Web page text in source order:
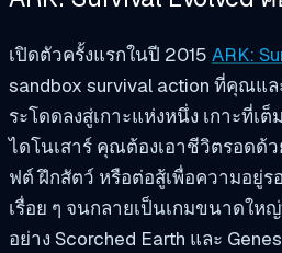
เปิดตัวครั้งแรกในปี 2015 ARK:
sandbox survival action ที่คุณแ
ระโดดลงสู่เกาะแห่งหนึ่ง เกาะที่เ
ไดโนเสาร์ คุณต้องเอาชีวิตรอดด้
ฟต์ ฝึกสัตว์ หรือต่อสู้เพื่อความอยู่ร
เรื่อย ๆ จนกลายเป็นเกมขนาดใ
อย่าง Scorched Earth และ